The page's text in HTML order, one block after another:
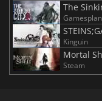
The
Kinguin
Mortal
Steam